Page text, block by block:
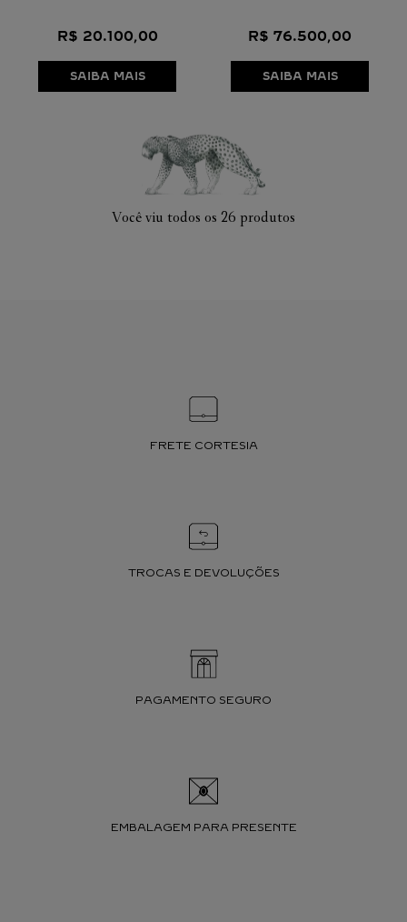
R$ 20.100,00
SAIBA MAIS
R$ 76.500,00
SAIBA MAIS
Você viu todos os 26 produtos
FRETE CORTESIA
TROCAS E DEVOLUÇÕES
PAGAMENTO SEGURO
EMBALAGEM PARA PRESENTE